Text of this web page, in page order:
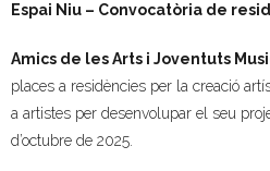
Grup Fotogràfic
Cine-Club
Espai Niu – Convocatòria de
Amics de les Arts i Joventuts
places a residències per la creació
a artistes per desenvolupar el seu
d’octubre de 2025.